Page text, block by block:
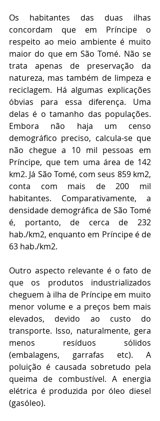
Os habitantes das duas ilhas
concordam que em Príncipe o
respeito ao meio ambiente é muito
maior do que em São Tomé. Não se
trata apenas de preservação da
natureza, mas também de limpeza e
reciclagem. Há algumas explicações
óbvias para essa diferença. Uma
delas é o tamanho das populações.
Embora não haja um censo
demográfico preciso, calcula-se que
não chegue a 10 mil pessoas em
Príncipe, que tem uma área de 142
km2. Já São Tomé, com seus 859 km2,
conta com mais de 200 mil
habitantes. Comparativamente, a
densidade demográfica de São Tomé
é, portanto, de cerca de 232
hab./km2, enquanto em Príncipe é de
63 hab./km2.
Outro aspecto relevante é o fato de
que os produtos industrializados
cheguem à ilha de Príncipe em muito
menor volume e a preços bem mais
elevados, devido ao custo do
transporte. Isso, naturalmente, gera
menos resíduos sólidos
(embalagens, garrafas etc). A
poluição é causada sobretudo pela
queima de combustível. A energia
elétrica é produzida por óleo diesel
(gasóleo).